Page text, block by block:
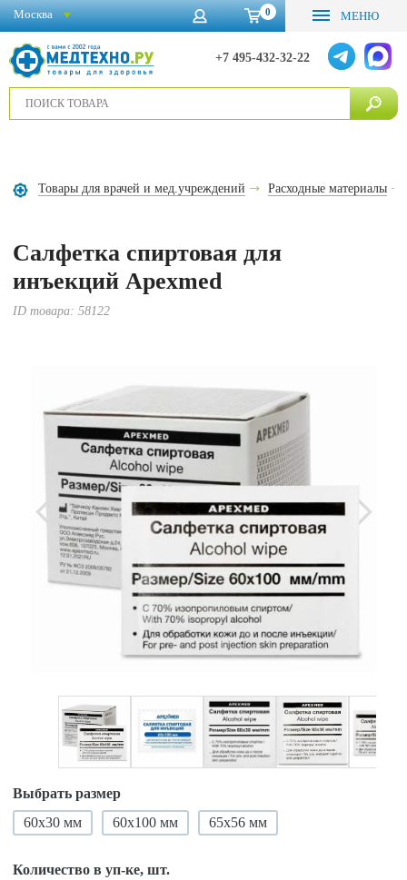
0 МЕНЮ
+7 495-432-32-22
Москва
Товары для врачей и мед.учреждений Расходные материалы
Салфетка спиртовая для
инъекций Apexmed
ID товара:58122
Выбрать размер
60х30 мм
65х56 мм
60х100 мм
Количество в уп-ке, шт.